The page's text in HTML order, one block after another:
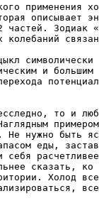
применения
описывает
Зодиак
колебаний
и большим
то и
Не нужно быть
еды,
себя
сказать,
Холод